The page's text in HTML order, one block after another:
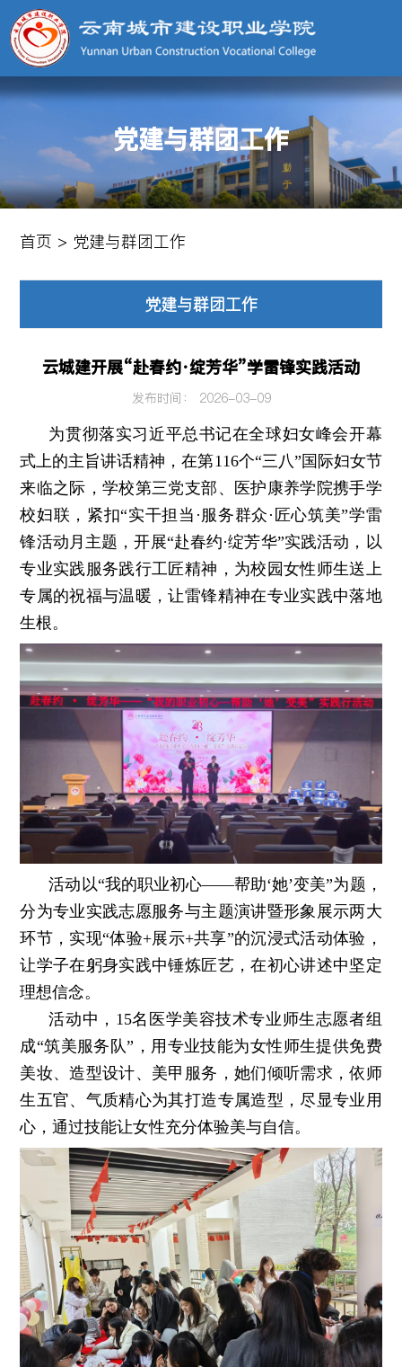
党建与群团工作
首页 > 党建与群团工作
党建与群团工作
云城建开展“赴春约·绽芳华”学雷锋实践活动
发布时间： 2026-03-09
为贯彻落实习近平总书记在全球妇女峰会开幕
式上的主旨讲话精神，在第116个“三八”国际妇女节
来临之际，学校第三党支部、医护康养学院携手学
校妇联，紧扣“实干担当·服务群众·匠心筑美”学雷
锋活动月主题，开展“赴春约·绽芳华”实践活动，以
专业实践服务践行工匠精神，为校园女性师生送上
专属的祝福与温暖，让雷锋精神在专业实践中落地
生根。
活动以“我的职业初心——帮助‘她’变美”为题，
分为专业实践志愿服务与主题演讲暨形象展示两大
环节，实现“体验+展示+共享”的沉浸式活动体验，
让学子在躬身实践中锤炼匠艺，在初心讲述中坚定
理想信念。
活动中，15名医学美容技术专业师生志愿者组
成“筑美服务队”，用专业技能为女性师生提供免费
美妆、造型设计、美甲服务，她们倾听需求，依师
生五官、气质精心为其打造专属造型，尽显专业用
心，通过技能让女性充分体验美与自信。